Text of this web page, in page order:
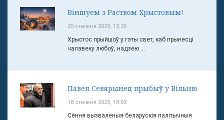
Віншуем з Раством Хрыстовым!
25 снежня 2025, 15:26
Хрыстос прыйшоў у гэты свет, каб прынесці
чалавеку любоў, надзею ...
Павел Севярынец прыбыў у Вільню
18 снежня 2025, 18:03
Сёння вызваленыя беларускія палітычныя